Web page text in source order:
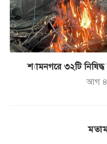
শ্যামনগরে ৩২টি
আগ